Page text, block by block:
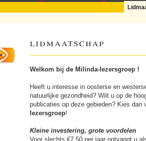
lidmaatschap
Welkom bij de Milinda-lezersgroep !
Heeft u interesse in oosterse en
natuurlijke gezondheid? Wilt u op de
publicaties op deze gebieden? Kies
lezersgroep!
Kleine investering, grote voordelen
Voor slechts €7,50 per jaar ontvangt u